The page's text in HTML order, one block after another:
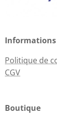
Informations
Politique de
CGV
Boutique